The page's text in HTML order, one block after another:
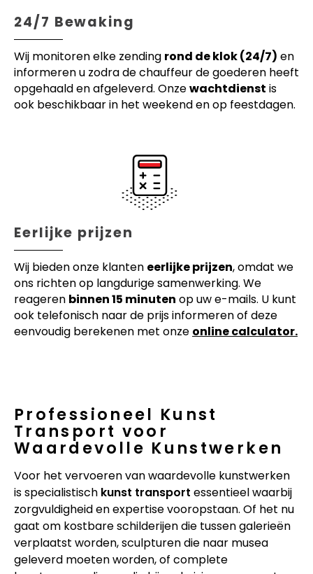
24/7 Bewaking
Wij monitoren elke zending rond de klok (24/7) en
informeren u zodra de chauffeur de goederen heeft
opgehaald en afgeleverd. Onzewachtdienst is
ook beschikbaar in het weekend en op feestdagen.
Eerlijke prijzen
Wij bieden onze klanten eerlijke prijzen, omdat we
ons richten op langdurige samenwerking. We
reageren binnen 15 minuten op uw e-mails. U kunt
ook telefonisch naar de prijs informeren of deze
eenvoudig berekenen met onze online calculator.
Professioneel Kunst
Transport voor
Waardevolle Kunstwerken
Voor het vervoeren van waardevolle kunstwerken
is specialistisch kunst transport essentieel waarbij
zorgvuldigheid en expertise vooropstaan. Of het nu
gaat om kostbare schilderijen die tussen galerieën
verplaatst worden, sculpturen die naar musea
geleverd moeten worden, of complete